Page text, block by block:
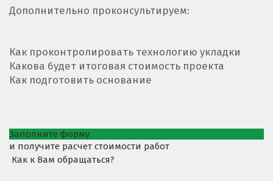
Дополнительно проконсультируем:
Как проконтролировать технологию укладки
Какова будет итоговая стоимость проекта
Как подготовить основание
Заполните форму
и получите расчет стоимости работ
Как к Вам обращаться?